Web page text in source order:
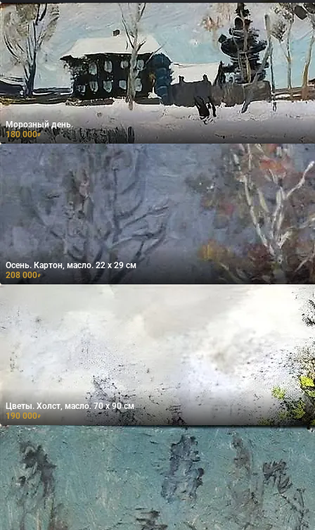
Морозный день.
180 000₽
Осень. Картон, масло. 22 х 29 см
208 000₽
Цветы. Холст, масло. 70 х 90 см
190 000₽